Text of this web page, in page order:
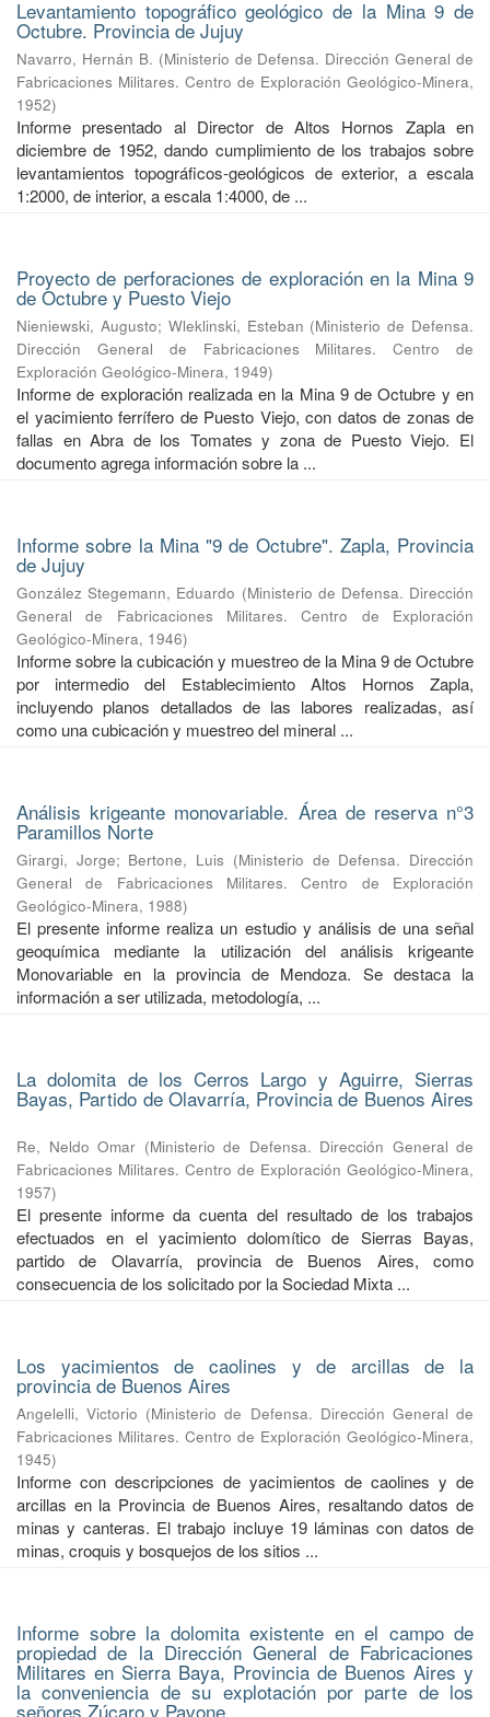
Levantamiento topográfico geológico de la Mina 9 de
Octubre. Provincia de Jujuy
Navarro, Hernán B. (Ministerio de Defensa. Dirección General de
Fabricaciones Militares. Centro de Exploración Geológico-Minera,
1952)
Informe presentado al Director de Altos Hornos Zapla en
diciembre de 1952, dando cumplimiento de los trabajos sobre
levantamientos topográficos-geológicos de exterior, a escala
1:2000, de interior, a escala 1:4000, de ...
Proyecto de perforaciones de exploración en la Mina 9
de Octubre y Puesto Viejo
Nieniewski, Augusto; Wleklinski, Esteban (Ministerio de Defensa.
Dirección General de Fabricaciones Militares. Centro de
Exploración Geológico-Minera, 1949)
Informe de exploración realizada en la Mina 9 de Octubre y en
el yacimiento ferrífero de Puesto Viejo, con datos de zonas de
fallas en Abra de los Tomates y zona de Puesto Viejo. El
documento agrega información sobre la ...
Informe sobre la Mina "9 de Octubre". Zapla, Provincia
de Jujuy
González Stegemann, Eduardo (Ministerio de Defensa. Dirección
General de Fabricaciones Militares. Centro de Exploración
Geológico-Minera, 1946)
Informe sobre la cubicación y muestreo de la Mina 9 de Octubre
por intermedio del Establecimiento Altos Hornos Zapla,
incluyendo planos detallados de las labores realizadas, así
como una cubicación y muestreo del mineral ...
Análisis krigeante monovariable. Área de reserva n°3
Paramillos Norte
Girargi, Jorge; Bertone, Luis (Ministerio de Defensa. Dirección
General de Fabricaciones Militares. Centro de Exploración
Geológico-Minera, 1988)
El presente informe realiza un estudio y análisis de una señal
geoquímica mediante la utilización del análisis krigeante
Monovariable en la provincia de Mendoza. Se destaca la
información a ser utilizada, metodología, ...
La dolomita de los Cerros Largo y Aguirre, Sierras
Bayas, Partido de Olavarría, Provincia de Buenos Aires
Re, Neldo Omar (Ministerio de Defensa. Dirección General de
Fabricaciones Militares. Centro de Exploración Geológico-Minera,
1957)
El presente informe da cuenta del resultado de los trabajos
efectuados en el yacimiento dolomítico de Sierras Bayas,
partido de Olavarría, provincia de Buenos Aires, como
consecuencia de los solicitado por la Sociedad Mixta ...
Los yacimientos de caolines y de arcillas de la
provincia de Buenos Aires
Angelelli, Victorio (Ministerio de Defensa. Dirección General de
Fabricaciones Militares. Centro de Exploración Geológico-Minera,
1945)
Informe con descripciones de yacimientos de caolines y de
arcillas en la Provincia de Buenos Aires, resaltando datos de
minas y canteras. El trabajo incluye 19 láminas con datos de
minas, croquis y bosquejos de los sitios ...
Informe sobre la dolomita existente en el campo de
propiedad de la Dirección General de Fabricaciones
Militares en Sierra Baya, Provincia de Buenos Aires y
la conveniencia de su explotación por parte de los
señores Zúcaro y Pavone